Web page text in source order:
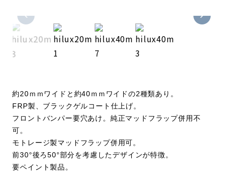
約20ｍｍワイドと約40ｍｍワイドの2種類あり。
FRP製、ブラックゲルコート仕上げ。
フロントバンパー要穴あけ。純正マッドフラップ併用不
可。
モトレージ製マッドフラップ併用可。
前30°後ろ50°部分を考慮したデザインが特徴。
要ペイント製品。